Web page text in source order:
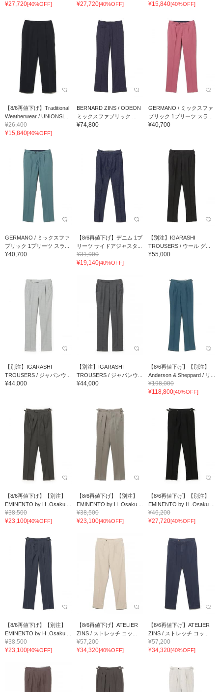
¥27,720[40%OFF]
¥27,720[40%OFF]
¥15,840[40%OFF]
【8/6再値下げ】Traditional
Weatherwear / UNIONSL...
¥26,400
¥15,840[40%OFF]
BERNARD ZINS / ODEON
ミックスファブリック ...
¥74,800
GERMANO / ミックスファ
ブリック 1プリーツ スラ...
¥40,700
GERMANO / ミックスファ
ブリック 1プリーツ スラ...
¥40,700
【8/6再値下げ】デニム 1プ
リーツ サイドアジャスタ...
¥31,900
¥19,140[40%OFF]
【別注】IGARASHI
TROUSERS / ウール グ...
¥55,000
【別注】IGARASHI
TROUSERS / ジャパンウ...
¥44,000
【別注】IGARASHI
TROUSERS / ジャパンウ...
¥44,000
【8/6再値下げ】【別注】
Anderson & Sheppard / リ...
¥198,000
¥118,800[40%OFF]
【8/6再値下げ】【別注】
EMINENTO by H .Osaku ...
¥38,500
¥23,100[40%OFF]
【8/6再値下げ】【別注】
EMINENTO by H .Osaku ...
¥38,500
¥23,100[40%OFF]
【8/6再値下げ】【別注】
EMINENTO by H .Osaku ...
¥46,200
¥27,720[40%OFF]
【8/6再値下げ】【別注】
EMINENTO by H .Osaku ...
¥38,500
¥23,100[40%OFF]
【8/6再値下げ】ATELIER
ZINS / ストレッチ コッ...
¥57,200
¥34,320[40%OFF]
【8/6再値下げ】ATELIER
ZINS / ストレッチ コッ...
¥57,200
¥34,320[40%OFF]